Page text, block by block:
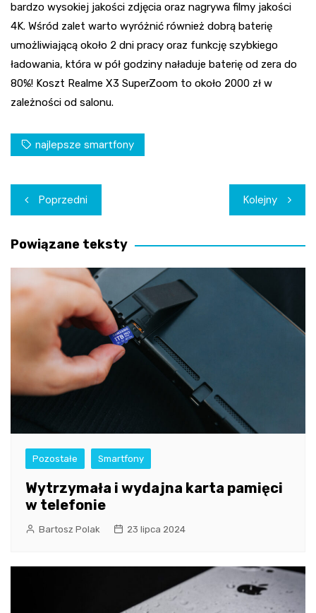
bardzo wysokiej jakości zdjęcia oraz nagrywa filmy jakości
4K. Wśród zalet warto wyróżnić również dobrą baterię
umożliwiającą około 2 dni pracy oraz funkcję szybkiego
ładowania, która w pół godziny naładuje baterię od zera do
80%! Koszt Realme X3 SuperZoom to około 2000 zł w
zależności od salonu.
najlepsze smartfony
Nawigacja
wpisu
Poprzedni Kolejny
Powiązane teksty
Pozostałe Smartfony
Wytrzymała i wydajna karta pamięci
w telefonie
Bartosz Polak 23 lipca 2024